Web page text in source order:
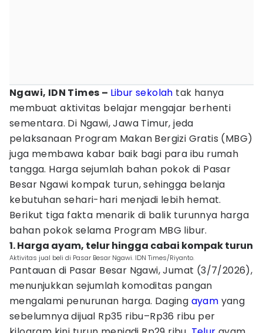
Ngawi, IDN Times – Libur sekolah tak hanya
membuat aktivitas belajar mengajar berhenti
sementara. Di Ngawi, Jawa Timur, jeda
pelaksanaan Program Makan Bergizi Gratis (MBG)
juga membawa kabar baik bagi para ibu rumah
tangga. Harga sejumlah bahan pokok di Pasar
Besar Ngawi kompak turun, sehingga belanja
kebutuhan sehari-hari menjadi lebih hemat.
Berikut tiga fakta menarik di balik turunnya harga
bahan pokok selama Program MBG libur.
1. Harga ayam, telur hingga cabai kompak turun
Aktivitas jual beli di Pasar Besar Ngawi. IDN Times/Riyanto.
Pantauan di Pasar Besar Ngawi, Jumat (3/7/2026),
menunjukkan sejumlah komoditas pangan
mengalami penurunan harga. Daging ayam yang
sebelumnya dijual Rp35 ribu–Rp36 ribu per